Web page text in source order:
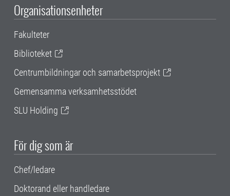
Organisationsenheter
Fakulteter
Biblioteket
Centrumbildningar och samarbetsprojekt
Gemensamma verksamhetsstödet
SLU Holding
För dig som är
Chef/ledare
Doktorand eller handledare